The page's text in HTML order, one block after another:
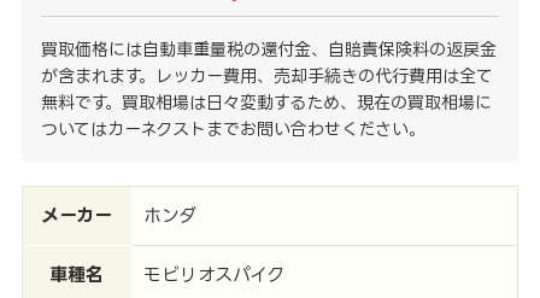
買取価格には自動車重量税の還付金、自賠責保険料の返戻金
が含まれます。レッカー費用、売却手続きの代行費用は全て
無料です。買取相場は日々変動するため、現在の買取相場に
ついてはカーネクストまでお問い合わせください。
メーカー ホンダ
車種名 モビリオスパイク